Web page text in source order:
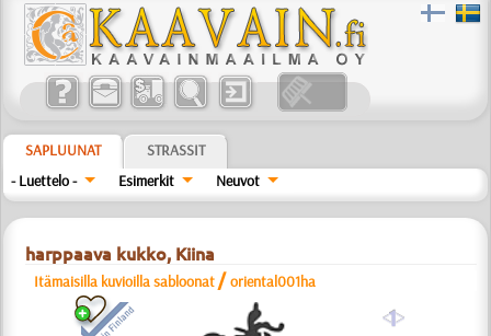
SAPLUUNAT
STRASSIT
- Luettelo -
Esimerkit Neuvot
harppaava kukko, Kiina
Itämaisilla kuvioilla sabloonat /oriental001ha
a